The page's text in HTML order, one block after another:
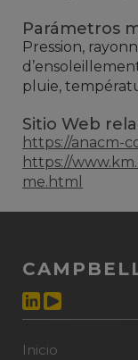
Parámetros
Pression,
pluie,
Sitio Web
https://anacm-
https://
me.html
Inicio